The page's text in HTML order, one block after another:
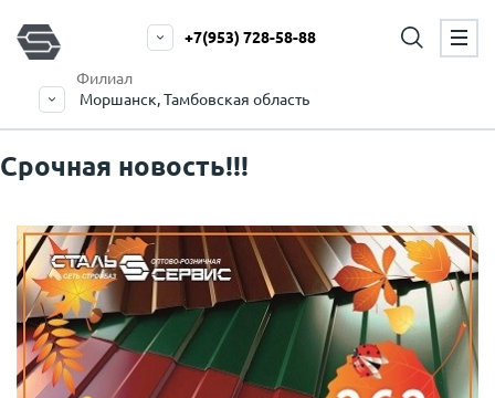
Филиал
Моршанск, Тамбовская область
+7(953) 728-58-88
Срочная новость!!!